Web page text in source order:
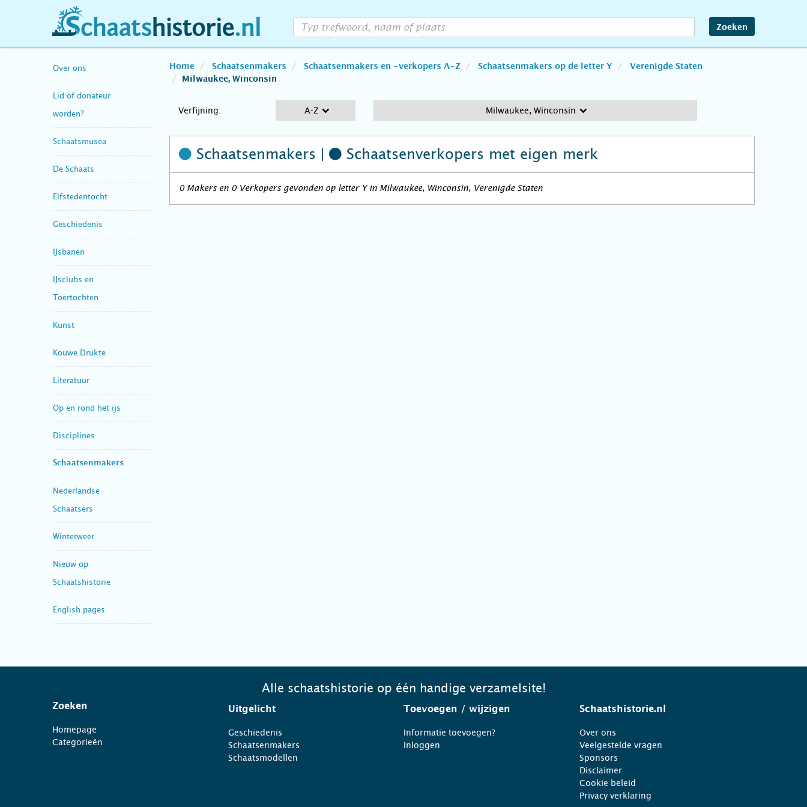
schaatshistorie.nl Zoeken
Over ons
Lid of donateur
worden?
Schaatsmusea
De Schaats
Elfstedentocht
Geschiedenis
IJsbanen
IJsclubs en
Toertochten
Kunst
Kouwe Drukte
Literatuur
Op en rond het ijs
Disciplines
Schaatsenmakers
Nederlandse
Schaatsers
Winterweer
Nieuw op
Schaatshistorie
English pages
Home Schaatsenmakers Schaatsenmakers en -verkopers A-Z Schaatsenmakers op de letter Y
Verenigde Staten
Milwaukee, Winconsin
Verfijning: A-Z Milwaukee, Winconsin
Schaatsenmakers | Schaatsenverkopers met eigen merk
0 Makers en 0 Verkopers gevonden op letter Y in Milwaukee, Winconsin, Verenigde Staten
Alle schaatshistorie op één handige verzamelsite!
Zoeken
Homepage
Categorieën
Uitgelicht
Geschiedenis
Schaatsenmakers
Schaatsmodellen
Toevoegen / wijzigen
Informatie toevoegen?
Inloggen
Schaatshistorie.nl
Over ons
Veelgestelde vragen
Sponsors
Disclaimer
Cookie beleid
Privacy verklaring